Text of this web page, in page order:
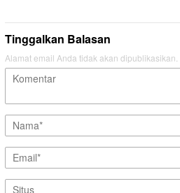
Tinggalkan Balasan
Alamat email Anda tidak akan dipublikasikan.